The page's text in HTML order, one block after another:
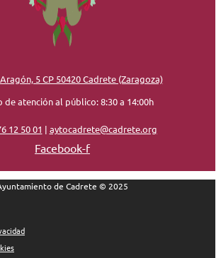
5 CP 50420 Cadrete (Zaragoza)
de atención al público: 8:30 a 14:00h
12 50 01 | aytocadrete@cadrete.org
Facebook-f
de Cadrete © 2025